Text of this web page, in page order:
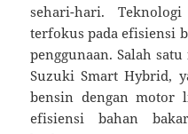
sehari-hari.
terfokus pada efisiensi
penggunaan. Salah
Suzuki Smart Hybrid,
bensin dengan motor
efisiensi bahan